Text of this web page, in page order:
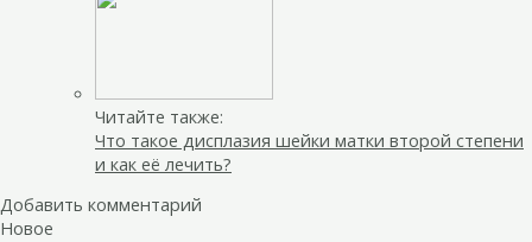
Читайте также:
Что такое дисплазия шейки матки второй степени
и как её лечить?
Добавить комментарий
Новое